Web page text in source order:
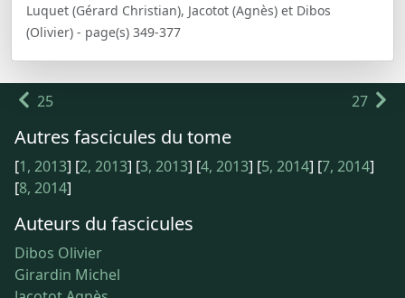
Luquet (Gérard Christian), Jacotot (Agnès) et Dibos
(Olivier) - page(s) 349-377
25 27
Autres fascicules du tome
[1, 2013] [2, 2013] [3, 2013] [4, 2013] [5, 2014] [7, 2014]
[8, 2014]
Auteurs du fascicules
Dibos Olivier
Girardin Michel